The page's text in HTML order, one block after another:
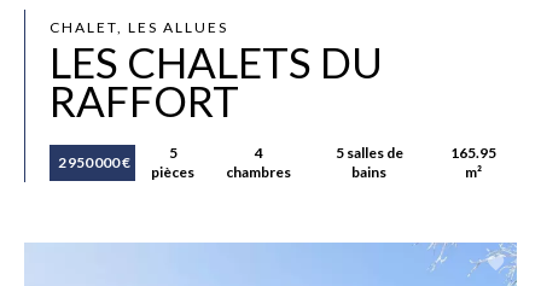
CHALET, LES ALLUES
LES CHALETS DU
RAFFORT
2 950 000 €
5
pièces
4
chambres
5 salles de
bains
165.95
m²